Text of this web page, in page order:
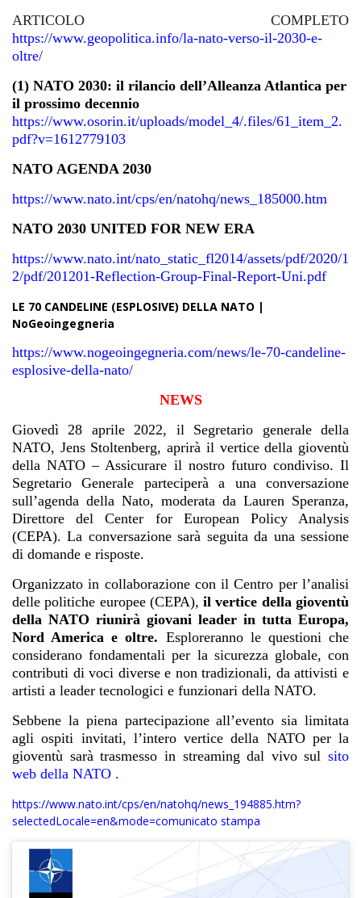
ARTICOLO COMPLETO
https://www.geopolitica.info/la-nato-verso-il-2030-e-
oltre/
(1) NATO 2030: il rilancio dell’Alleanza Atlantica per
il prossimo decennio
https://www.osorin.it/uploads/model_4/.files/61_item_2.
pdf?v=1612779103
NATO AGENDA 2030
https://www.nato.int/cps/en/natohq/news_185000.htm
NATO 2030 UNITED FOR NEW ERA
https://www.nato.int/nato_static_fl2014/assets/pdf/2020/1
2/pdf/201201-Reflection-Group-Final-Report-Uni.pdf
LE 70 CANDELINE (ESPLOSIVE) DELLA NATO |
NoGeoingegneria
https://www.nogeoingegneria.com/news/le-70-candeline-
esplosive-della-nato/
NEWS
Giovedì 28 aprile 2022, il Segretario generale della
NATO, Jens Stoltenberg, aprirà il vertice della gioventù
della NATO – Assicurare il nostro futuro condiviso. Il
Segretario Generale parteciperà a una conversazione
sull’agenda della Nato, moderata da Lauren Speranza,
Direttore del Center for European Policy Analysis
(CEPA). La conversazione sarà seguita da una sessione
di domande e risposte.
Organizzato in collaborazione con il Centro per l’analisi
delle politiche europee (CEPA),il vertice della gioventù
della NATO riunirà giovani leader in tutta Europa,
Nord America e oltre. Esploreranno le questioni che
considerano fondamentali per la sicurezza globale, con
contributi di voci diverse e non tradizionali, da attivisti e
artisti a leader tecnologici e funzionari della NATO.
Sebbene la piena partecipazione all’evento sia limitata
agli ospiti invitati, l’intero vertice della NATO per la
gioventù sarà trasmesso in streaming dal vivo sul sito
web della NATO .
https://www.nato.int/cps/en/natohq/news_194885.htm?
selectedLocale=en&mode=comunicato stampa